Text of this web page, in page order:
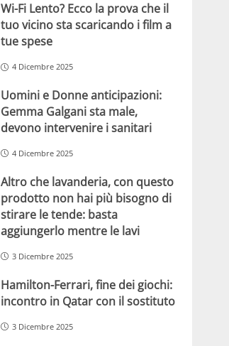
Wi-Fi Lento? Ecco la prova che il
tuo vicino sta scaricando i film a
tue spese
4 Dicembre 2025
Uomini e Donne anticipazioni:
Gemma Galgani sta male,
devono intervenire i sanitari
4 Dicembre 2025
Altro che lavanderia, con questo
prodotto non hai più bisogno di
stirare le tende: basta
aggiungerlo mentre le lavi
3 Dicembre 2025
Hamilton-Ferrari, fine dei giochi:
incontro in Qatar con il sostituto
3 Dicembre 2025